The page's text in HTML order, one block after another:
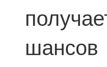
шансов